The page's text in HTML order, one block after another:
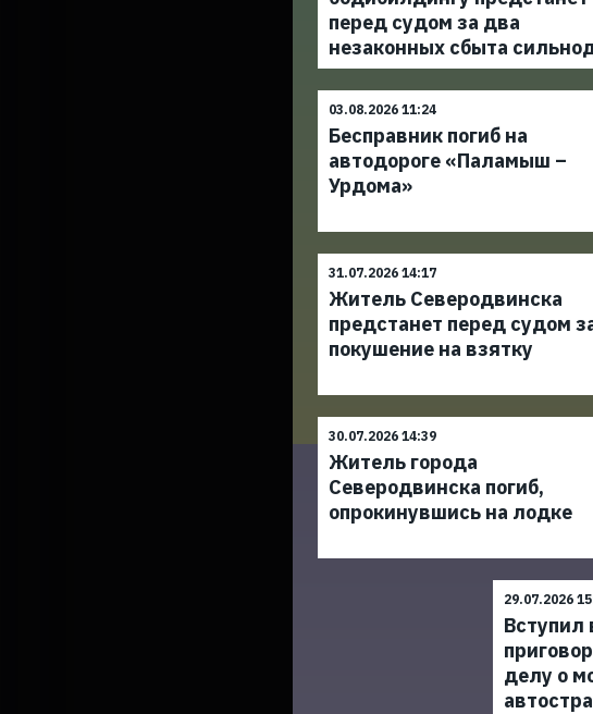
перед судом за два
незаконных сбыта
03.08.2026 11:24
Бесправник погиб на
автодороге «Паламыш –
Урдома»
31.07.2026 14:17
Житель Северодвинска
предстанет перед судом
покушение на взятку
30.07.2026 14:39
Житель города
Северодвинска погиб,
опрокинувшись на лодке
29.07.2026
Вступил
делу о